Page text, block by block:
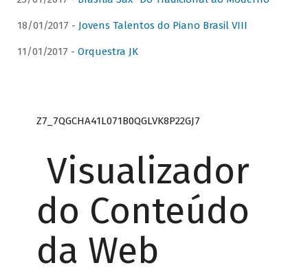
18/01/2017 - Jovens Talentos do Piano Brasil VIII
11/01/2017 - Orquestra JK
Z7_7QGCHA41L071B0QGLVK8P22GJ7
Visualizador
do Conteúdo
da Web